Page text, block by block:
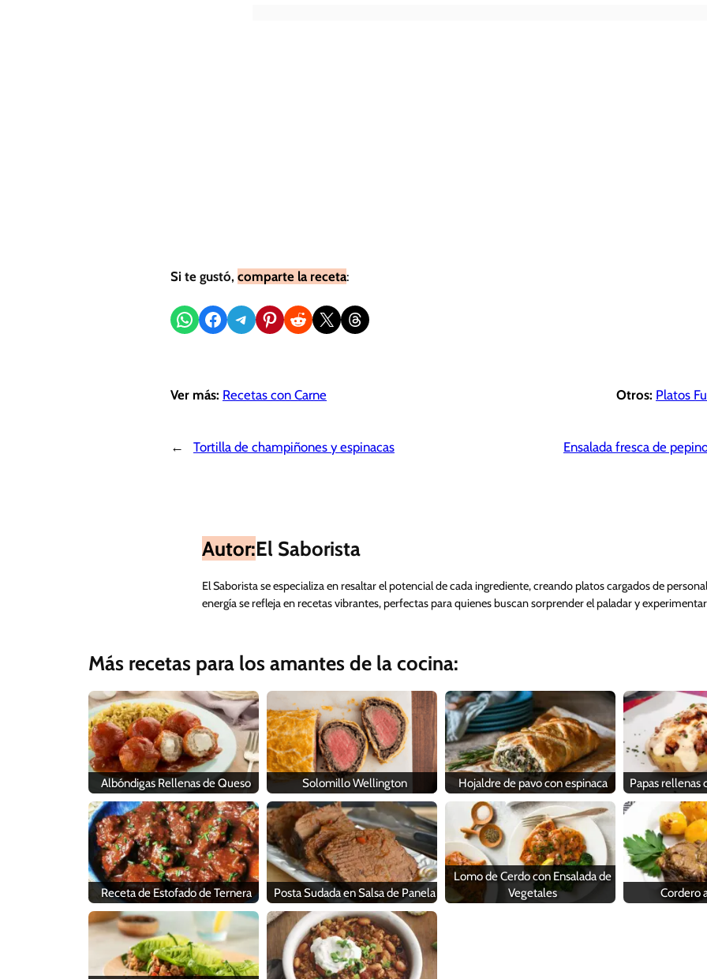
Si te gustó, comparte la receta:
Compartir en WhatsApp
Compartir en Facebook
Compartir en Telegram
Compartir en Pinterest
Compartir en Reddit
Compartir en X Share on Threads
Ver más: Recetas con Carne Otros: Platos
← Tortilla de champiñones y espinacas Ensalada fresca de
Autor:El Saborista
El Saborista se especializa en resaltar el potencial de cada ingrediente, creando platos cargados de
energía se refleja en recetas vibrantes, perfectas para quienes buscan sorprender el paladar y
Más recetas para los amantes de la cocina:
Albóndigas Rellenas de Queso Solomillo Wellington Hojaldre de pavo con espinaca Papas rellenas
Receta de Estofado de Ternera Posta Sudada en Salsa de Panela
Lomo de Cerdo con Ensalada de
Vegetales
Cordero